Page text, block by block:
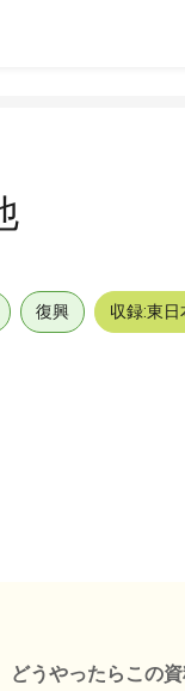
復興 収録:東
どうやったらこの